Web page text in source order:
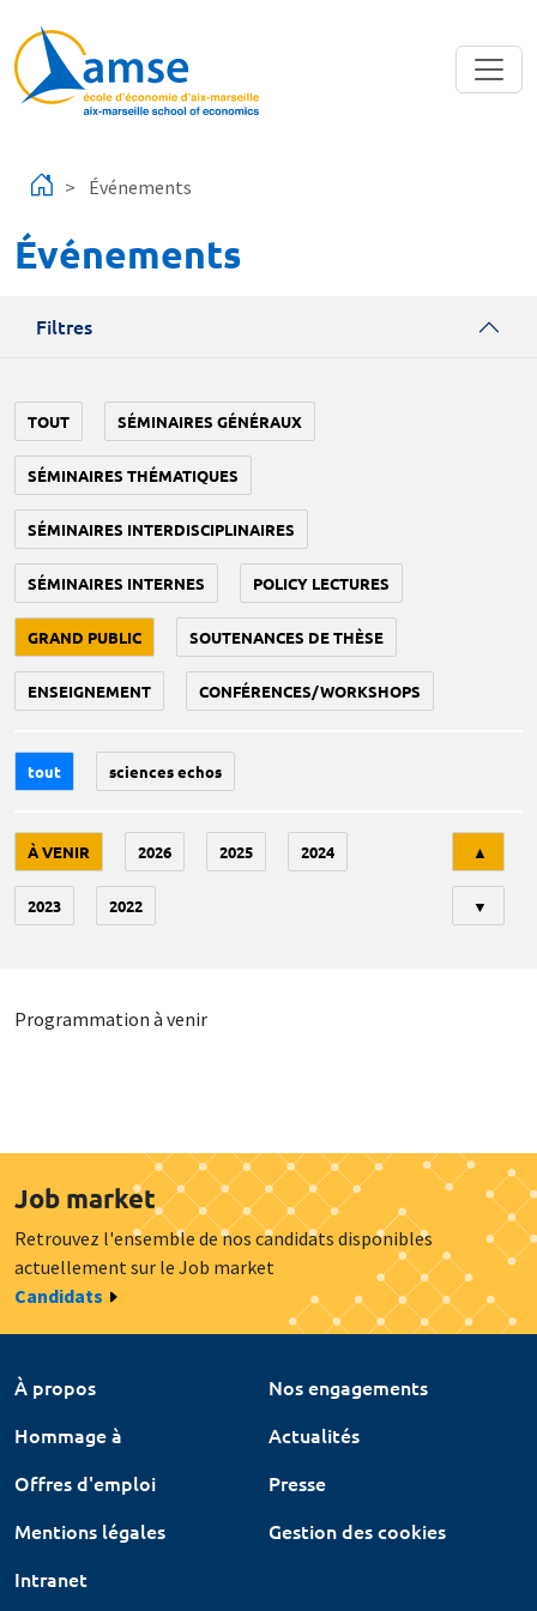
Événements
Événements
Filtres
TOUT SÉMINAIRES GÉNÉRAUX
SÉMINAIRES THÉMATIQUES
SÉMINAIRES INTERDISCIPLINAIRES
SÉMINAIRES INTERNES POLICY LECTURES
GRAND PUBLIC SOUTENANCES DE THÈSE
ENSEIGNEMENT CONFÉRENCES/WORKSHOPS
tout sciences echos
À VENIR 2026 2025 2024
2023 2022
▲
▼
Programmation à venir
Job market
Retrouvez l'ensemble de nos candidats disponibles
actuellement sur le Job market
Candidats
À propos
Nos engagements
Hommage à
Actualités
Offres d'emploi
Presse
Mentions légales
Gestion des cookies
Intranet